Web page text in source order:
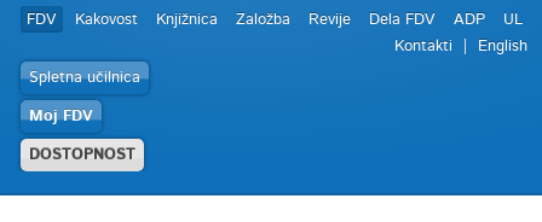
FDV Kakovost Knjižnica Založba Revije Dela FDV ADP
UL
Kontakti
English
Spletna učilnica
Moj FDV
DOSTOPNOST